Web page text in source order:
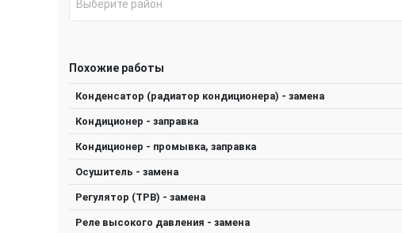
Выберите район
Похожие работы
Конденсатор (радиатор кондиционера) - замена
Кондиционер - заправка
Кондиционер - промывка, заправка
Осушитель - замена
Регулятор (TPB) - замена
Реле высокого давления - замена